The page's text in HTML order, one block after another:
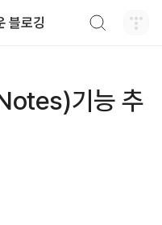
블로깅
기능 추